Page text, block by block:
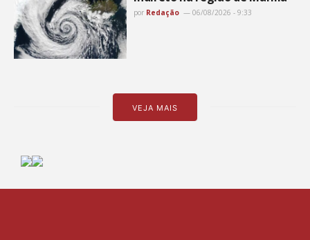
por Redação 06/08/2026 - 9:33
VEJA MAIS